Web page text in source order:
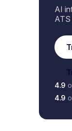
AI
ATS
4.9
4.9